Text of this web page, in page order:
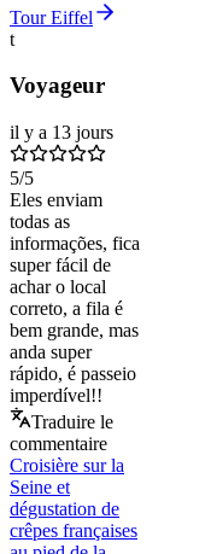
Tour Eiffel
t
Voyageur
il y a 13 jours
5/5
Eles enviam
todas as
informações, fica
super fácil de
achar o local
correto, a fila é
bem grande, mas
anda super
rápido, é passeio
imperdível!!
Traduire le
commentaire
Croisière sur la
Seine et
dégustation de
crêpes françaises